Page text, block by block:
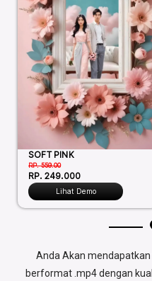
SOFT PINK
RP. 559.00
RP. 249.000
Lihat Demo
Anda Akan
berformat .mp4 dengan